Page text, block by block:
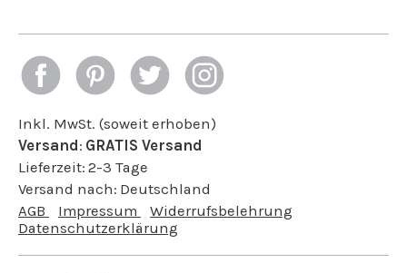
Inkl. MwSt. (soweit erhoben)
Versand: GRATIS Versand
Lieferzeit: 2-3 Tage
Versand nach: Deutschland
AGB
Impressum
Widerrufsbelehrung
Datenschutzerklärung